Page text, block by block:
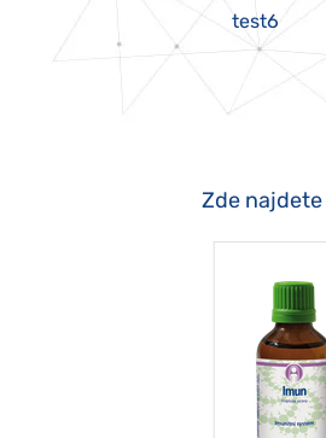
test6
Zde